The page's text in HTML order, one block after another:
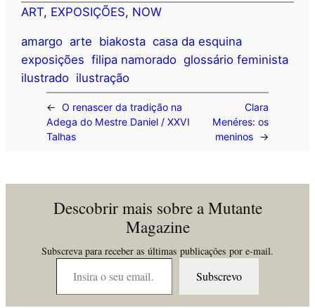
ART, EXPOSIÇÕES, NOW
amargo arte biakosta casa da esquina
exposições filipa namorado glossário feminista
ilustrado ilustração
←
O renascer da tradição na
Adega do Mestre Daniel / XXVI
Talhas
Clara
Menéres: os
meninos
→
Descobrir mais sobre a Mutante
Magazine
Subscreva para receber as últimas publicações por e-mail.
Insira o seu email…
Subscrevo